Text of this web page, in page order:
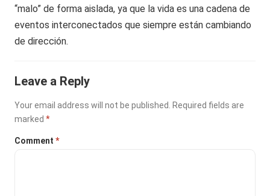
“malo” de forma aislada, ya que la vida es una cadena de
eventos interconectados que siempre están cambiando
de dirección.
Leave a Reply
Your email address will not be published.
Required fields are
marked*
Comment*